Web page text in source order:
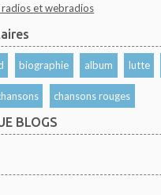
et webradios
biographie album lutte
chansons rouges
BLOGS